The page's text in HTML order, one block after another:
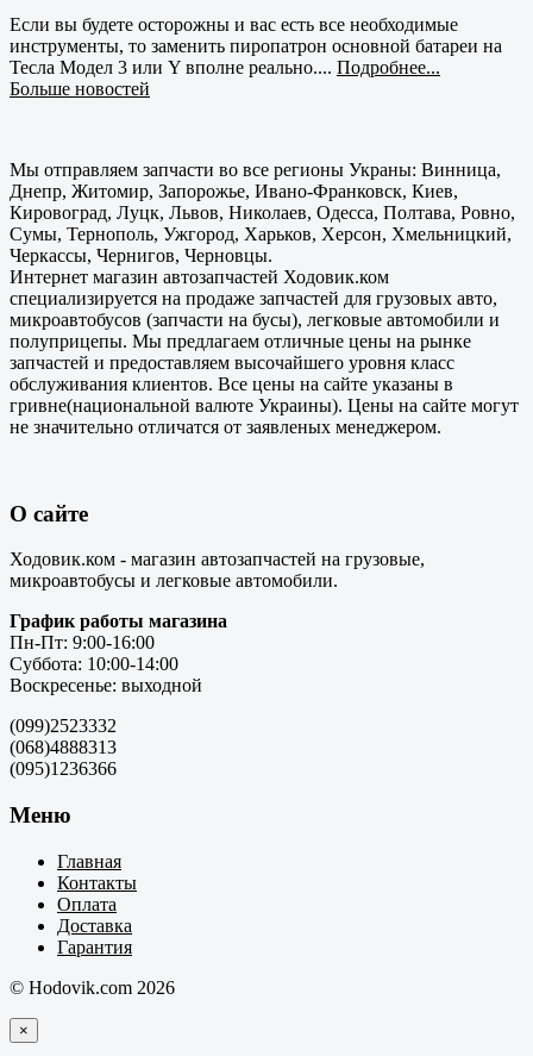
Если вы будете осторожны и вас есть все необходимые
инструменты, то заменить пиропатрон основной батареи на
Тесла Модел 3 или Y вполне реально.... Подробнее...
Больше новостей
Мы отправляем запчасти во все регионы Украны: Винница,
Днепр, Житомир, Запорожье, Ивано-Франковск, Киев,
Кировоград, Луцк, Львов, Николаев, Одесса, Полтава, Ровно,
Сумы, Тернополь, Ужгород, Харьков, Херсон, Хмельницкий,
Черкассы, Чернигов, Черновцы.
Интернет магазин автозапчастей Ходовик.ком
специализируется на продаже запчастей для грузовых авто,
микроавтобусов (запчасти на бусы), легковые автомобили и
полуприцепы. Мы предлагаем отличные цены на рынке
запчастей и предоставляем высочайшего уровня класс
обслуживания клиентов. Все цены на сайте указаны в
гривне(национальной валюте Украины). Цены на сайте могут
не значительно отличатся от заявленых менеджером.
О сайте
Ходовик.ком - магазин автозапчастей на грузовые,
микроавтобусы и легковые автомобили.
График работы магазина
Пн-Пт: 9:00-16:00
Суббота: 10:00-14:00
Воскресенье: выходной
(099)2523332
(068)4888313
(095)1236366
Меню
Главная
Контакты
Оплата
Доставка
Гарантия
© Hodovik.com 2026
×